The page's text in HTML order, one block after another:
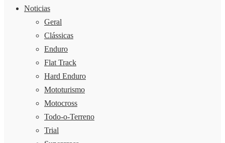
Noticias
Geral
Clássicas
Enduro
Flat Track
Hard Enduro
Mototurismo
Motocross
Todo-o-Terreno
Trial